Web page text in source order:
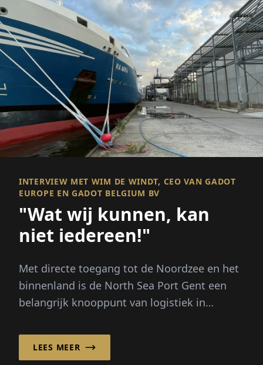
INTERVIEW MET WIM DE WINDT, CEO VAN GADOT
EUROPE EN GADOT BELGIUM BV
"Wat wij kunnen, kan
niet iedereen!"
Met directe toegang tot de Noordzee en het
binnenland is de North Sea Port Gent een
belangrijk knooppunt van logistiek in
Belgi...
LEES MEER